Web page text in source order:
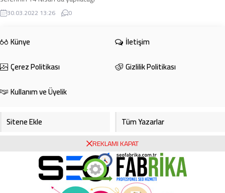
belirtilirken, İzmir Büyükşehir
Belediyesi, yeniden kruvaziyer
30.03.2022 13:26 0
Künye
İletişim
Çerez Politikası
Gizlilik Politikası
Kullanım ve Üyelik
Sitene Ekle
Tüm Yazarlar
Foto Galeri
Video Galeri
Bursa Haberleri
REKLAMI KAPAT